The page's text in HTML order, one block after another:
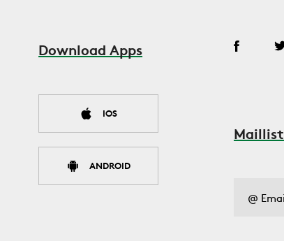
Download Apps
IOS
ANDROID
Maillist